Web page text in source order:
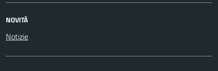
NOVITÀ
Notizie